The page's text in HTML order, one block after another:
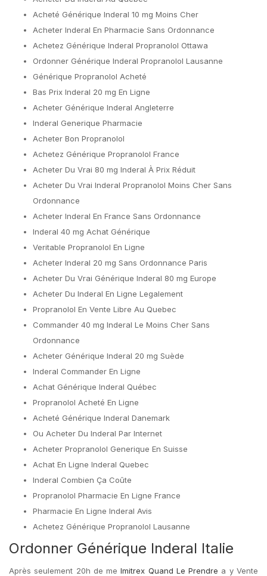
Acheté Générique Inderal 10 mg Moins Cher
Acheter Inderal En Pharmacie Sans Ordonnance
Achetez Générique Inderal Propranolol Ottawa
Ordonner Générique Inderal Propranolol Lausanne
Générique Propranolol Acheté
Bas Prix Inderal 20 mg En Ligne
Acheter Générique Inderal Angleterre
Inderal Generique Pharmacie
Acheter Bon Propranolol
Achetez Générique Propranolol France
Acheter Du Vrai 80 mg Inderal À Prix Réduit
Acheter Du Vrai Inderal Propranolol Moins Cher Sans
Ordonnance
Acheter Inderal En France Sans Ordonnance
Inderal 40 mg Achat Générique
Veritable Propranolol En Ligne
Acheter Inderal 20 mg Sans Ordonnance Paris
Acheter Du Vrai Générique Inderal 80 mg Europe
Acheter Du Inderal En Ligne Legalement
Propranolol En Vente Libre Au Quebec
Commander 40 mg Inderal Le Moins Cher Sans
Ordonnance
Acheter Générique Inderal 20 mg Suède
Inderal Commander En Ligne
Achat Générique Inderal Québec
Propranolol Acheté En Ligne
Acheté Générique Inderal Danemark
Ou Acheter Du Inderal Par Internet
Acheter Propranolol Generique En Suisse
Achat En Ligne Inderal Quebec
Inderal Combien Ça Coûte
Propranolol Pharmacie En Ligne France
Pharmacie En Ligne Inderal Avis
Achetez Générique Propranolol Lausanne
Ordonner Générique Inderal Italie
Après seulement 20h de meImitrex Quand Le Prendre a y Vente